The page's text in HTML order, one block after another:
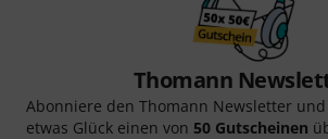
Thomann
Abonniere den Thomann Newsletter
etwas Glück einen von 50 Gutscheinen